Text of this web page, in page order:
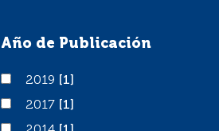
Año de Publicación
20192019
[1]
20172017
[1]